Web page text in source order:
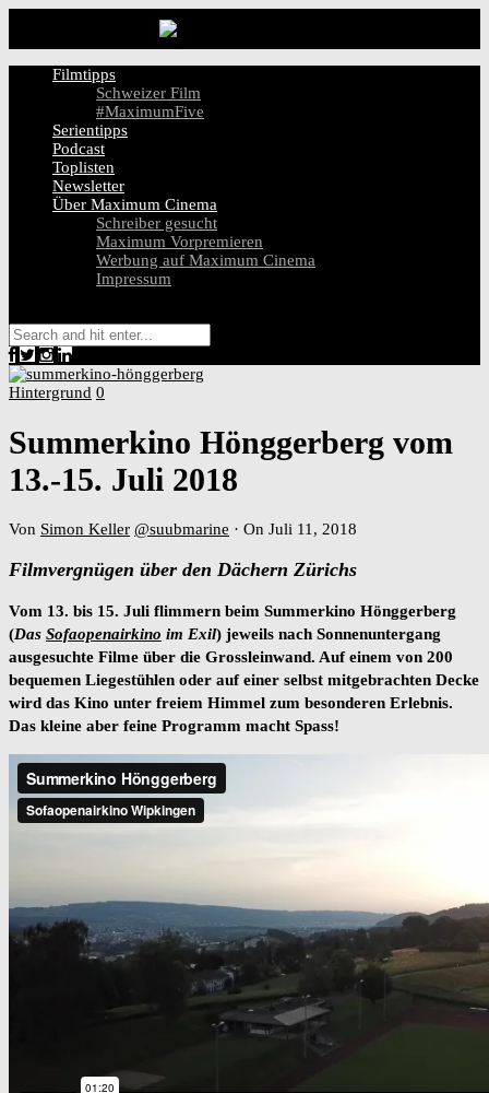
Filmtipps
Schweizer Film
#MaximumFive
Serientipps
Podcast
Toplisten
Newsletter
Über Maximum Cinema
Schreiber gesucht
Maximum Vorpremieren
Werbung auf Maximum Cinema
Impressum
Hintergrund 0
Summerkino Hönggerberg vom
13.-15. Juli 2018
Von Simon Keller @suubmarine · On Juli 11, 2018
Filmvergnügen über den Dächern Zürichs
Vom 13. bis 15. Juli flimmern beim Summerkino Hönggerberg
(Das Sofaopenairkino im Exil) jeweils nach Sonnenuntergang
ausgesuchte Filme über die Grossleinwand. Auf einem von 200
bequemen Liegestühlen oder auf einer selbst mitgebrachten Decke
wird das Kino unter freiem Himmel zum besonderen Erlebnis.
Das kleine aber feine Programm macht Spass!